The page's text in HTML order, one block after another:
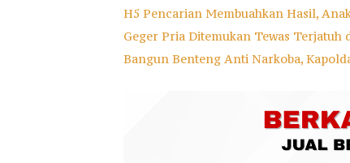
H5 Pencarian Membuahkan Hasil,
Geger Pria Ditemukan Tewas Terjatuh
Bangun Benteng Anti Narkoba,